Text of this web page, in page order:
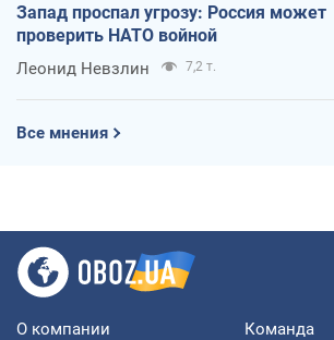
Запад проспал угрозу: Россия может
проверить НАТО войной
Леонид Невзлин 7,2 т.
Все мнения
О компании Команда